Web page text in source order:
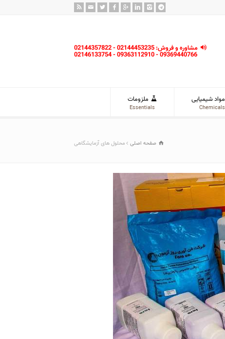
مشاوره و فروش: 02144453235 - 02144357822
09369440766 - 09363112910 - 02146133754
مواد شیمیایی
Chemicals
ملزومات
Essentials
صفحه اصلی محلول های آزمایشگاهی